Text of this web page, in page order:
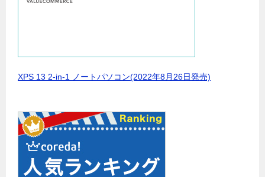
XPS 13 2-in-1 ノートパソコン(2022年8月26日発売)